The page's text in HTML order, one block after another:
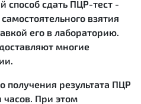
способ сдать ПЦР-тест -
взятия
его в лабораторию.
многие
результата ПЦР
часов. При этом